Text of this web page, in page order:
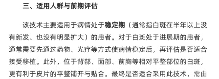
三、适用人群与前期评估
该技术主要适用于病情处于稳定期 （通常指白斑在半年以上没
有新发、也没有明显扩大）的患者。对于白斑处于进展期的患者，
通常需要先通过药物、光疗等方式使病情稳定后，再评估是否适合
接受移植。此外，位于背部、面部、前胸等相对平整部位的白斑，
更有利于皮片的平整铺开与贴合。最终是否适合采用此技术，需由